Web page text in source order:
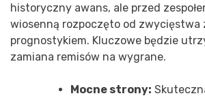
historyczny awans, ale przed
wiosenną rozpoczęto od zwycięstwa
prognostykiem. Kluczowe będzie
zamiana remisów na wygrane.
Mocne strony: